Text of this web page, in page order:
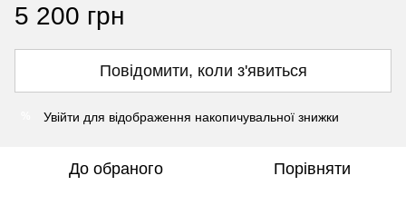
5 200 грн
Повідомити, коли з'явиться
Увійти для відображення накопичувальної знижки
До обраного Порівняти